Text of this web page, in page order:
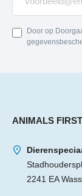
Door op
ANIMALS
2241 EA